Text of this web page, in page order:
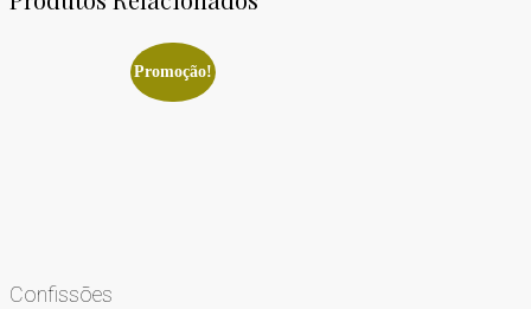
Promoção!
Confissões